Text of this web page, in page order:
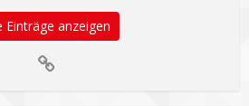
Einträge anzeigen